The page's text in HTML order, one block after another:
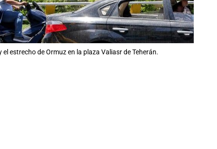
estrecho de Ormuz en la plaza Valiasr de Teherán.